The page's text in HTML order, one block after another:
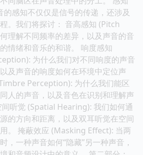
的感知不仅仅是信号的传递，还涉及
。我们将探讨： 音高感知 (Pitch
理解不同频率的差异，以及声音的音
情绪和音乐的和谐。 响度感知
为什么我们对不同响度的声音
及声音的响度如何在环境中定位声
Perception): 为什么我们能区
人的声音，以及音色在识别和理解声
听觉 (Spatial Hearing): 我们如何通
的方向和距离，以及双耳听觉在空间
。 掩蔽效应 (Masking Effect): 当两
，一种声音如何“隐藏”另一种声音，